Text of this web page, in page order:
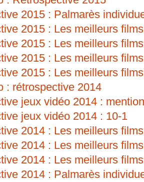
2015 : Palmarès
2015 : Les meilleurs
2015 : Les meilleurs
2015 : Les meilleurs
2015 : Les meilleurs
: rétrospective 2014
jeux vidéo 2014 :
jeux vidéo 2014 : 10-1
2014 : Les meilleurs
2014 : Les meilleurs
2014 : Les meilleurs
2014 : Palmarès